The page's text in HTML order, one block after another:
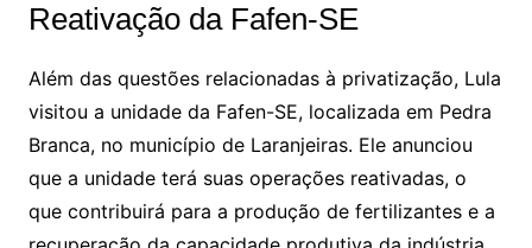
Reativação da Fafen-SE
Além das questões relacionadas à privatização, Lula
visitou a unidade da Fafen-SE, localizada em Pedra
Branca, no município de Laranjeiras. Ele anunciou
que a unidade terá suas operações reativadas, o
que contribuirá para a produção de fertilizantes e a